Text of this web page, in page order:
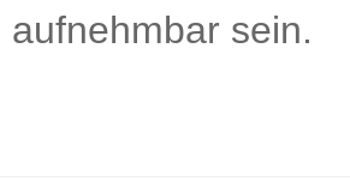
sein.